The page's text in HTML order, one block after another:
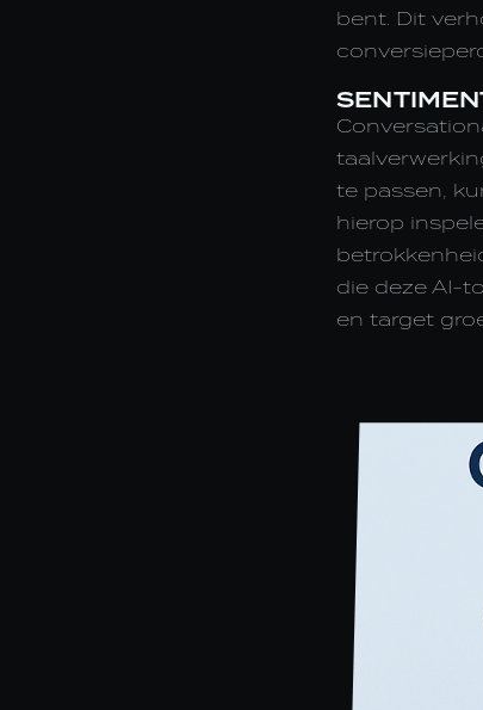
bent. Dit
te passen,
hierop
die deze AI-
en target